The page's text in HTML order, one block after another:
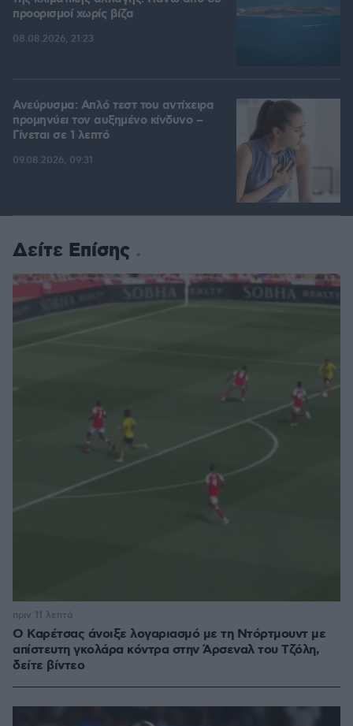
προορισμοί χωρίς βίζα
08.08.2026, 21:23
Ανεύρυσμα: Απλό τεστ του αντίχειρα
προμηνύει τον αυξημένο κίνδυνο –
Γίνεται σε 1 λεπτό
09.08.2026, 09:31
Δείτε Επίσης
Ο Καρέτσας άνοιξε λογαριασμό με τη Ντόρτμουντ με
απίστευτη γκολάρα κόντρα στην Άρσεναλ του Τζόλη,
δείτε βίντεο
πριν 11 λεπτά